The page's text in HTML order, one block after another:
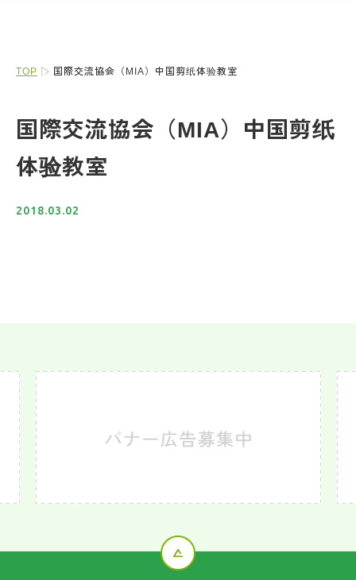
TOP 国際交流協会（MIA）中国剪纸体验教室
国際交流協会（MIA）中国剪纸
体验教室
2018.03.02